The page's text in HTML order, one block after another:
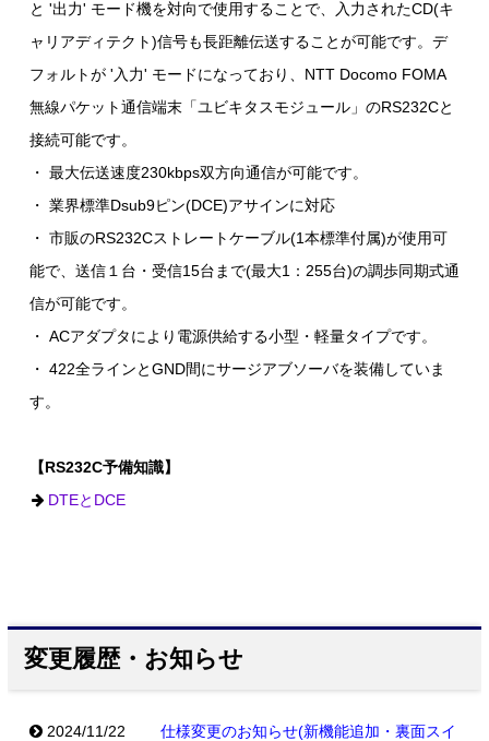
と '出力' モード機を対向で使用することで、入力されたCD(キ
ャリアディテクト)信号も長距離伝送することが可能です。デ
フォルトが '入力' モードになっており、NTT Docomo FOMA
無線パケット通信端末「ユビキタスモジュール」のRS232Cと
接続可能です。
・ 最大伝送速度230kbps双方向通信が可能です。
・ 業界標準Dsub9ピン(DCE)アサインに対応
・ 市販のRS232Cストレートケーブル(1本標準付属)が使用可
能で、送信１台・受信15台まで(最大1：255台)の調歩同期式通
信が可能です。
・ ACアダプタにより電源供給する小型・軽量タイプです。
・ 422全ラインとGND間にサージアブソーバを装備していま
す。
【RS232C予備知識】
DTEとDCE
変更履歴・お知らせ
2024/11/22 仕様変更のお知らせ(新機能追加・裏面スイ